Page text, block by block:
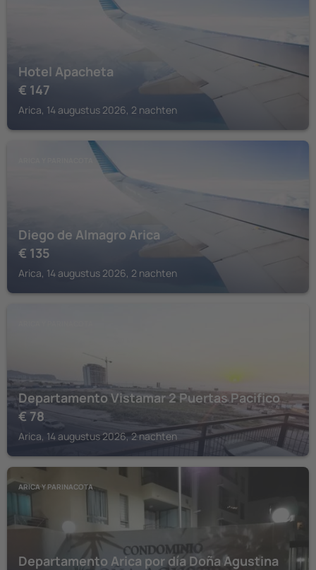
Hotel Apacheta
€ 147
Arica, 14 augustus 2026, 2 nachten
Diego de Almagro Arica
€ 135
Arica, 14 augustus 2026, 2 nachten
Departamento Vistamar 2 Puertas Pacifico
€ 78
Arica, 14 augustus 2026, 2 nachten
ARICA Y PARINACOTA
Departamento Arica por día Doña Agustina